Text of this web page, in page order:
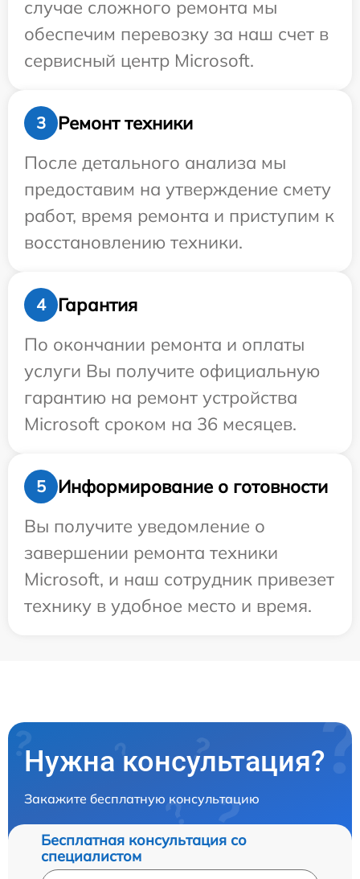
случае сложного ремонта мы
обеспечим перевозку за наш счет в
сервисный центр Microsoft.
3
Ремонт техники
После детального анализа мы
предоставим на утверждение смету
работ, время ремонта и приступим к
восстановлению техники.
4
Гарантия
По окончании ремонта и оплаты
услуги Вы получите официальную
гарантию на ремонт устройства
Microsoft сроком на 36 месяцев.
5
Информирование о готовности
Вы получите уведомление о
завершении ремонта техники
Microsoft, и наш сотрудник привезет
технику в удобное место и время.
Нужна консультация?
Закажите бесплатную консультацию
Бесплатная консультация со
специалистом